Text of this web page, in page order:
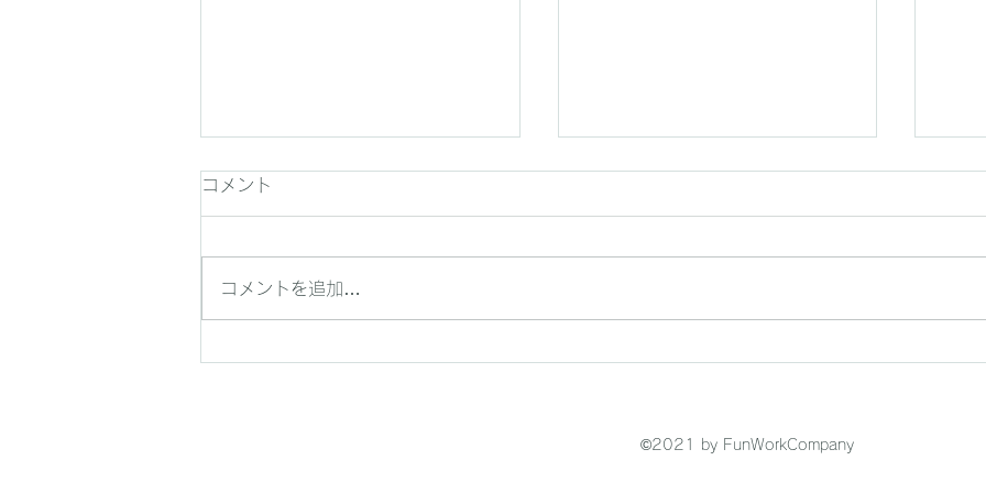
Shinshu Portrait Fes '26 開
第2回｢ILKO CREATIVE
｢
コメント
コメントを追加…
©2021 by FunWorkCompany